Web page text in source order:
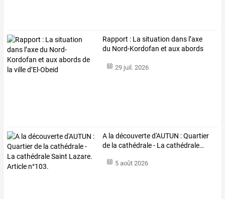
Rapport : La situation dans l’axe
du Nord-Kordofan et auxabords
29 juil. 2026
A la découverted'AUTUN :Quartier
de la cathédrale- La cathédrale…
5 août 2026